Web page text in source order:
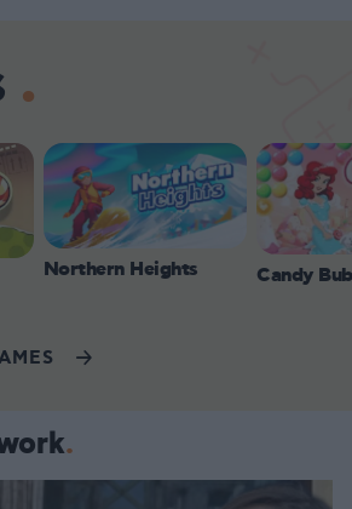
Northern Heights Candy